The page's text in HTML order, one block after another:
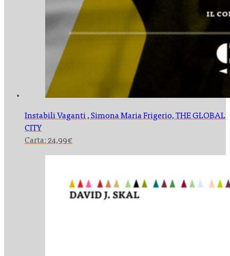
Instabili Vaganti , Simona Maria Frigerio,THE GLOBAL
CITY
Carta: 24,99€